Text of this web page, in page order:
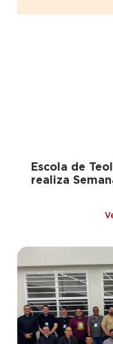
Escola de
realiza